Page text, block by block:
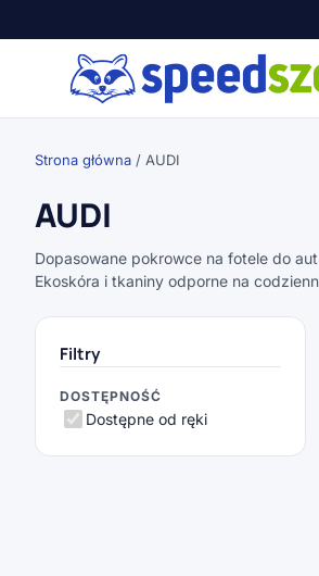
Strona główna / AUDI
AUDI
Dopasowane pokrowce na fotele do
Ekoskóra i tkaniny odporne na
Filtry
DOSTĘPNOŚĆ
Dostępne od ręki